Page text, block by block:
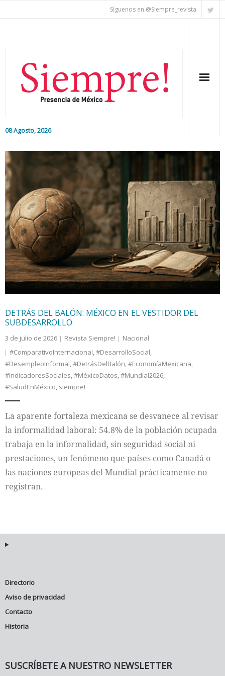
Síguenos en @Siempre_revista
08 Agosto, 2026
Nacional
Colaboradores
Internacional
Cultura
DETRÁS DEL BALÓN: MÉXICO EN EL VESTIDOR DEL
SUBDESARROLLO
3 de julio de 2026 Revista Siempre!
Nacional
#ComparativoInternacional,#DesarrolloSocial,
#DesempleoInformal,#DetrásDelBalón,#EconomíaMexicana,
#IndicadoresSociales,#MéxicoDatos,#Mundial2026,
#SaludEnMéxico, siempre!
La aparente fortaleza mexicana se desvanece al revisar
la informalidad laboral: 54.8% de la población ocupada
trabaja en la informalidad, sin seguridad social ni
prestaciones, un fenómeno que países como Canadá o
las naciones europeas del Mundial prácticamente no
registran.
Directorio
Aviso de privacidad
Contacto
Historia
SUSCRÍBETE A NUESTRO NEWSLETTER